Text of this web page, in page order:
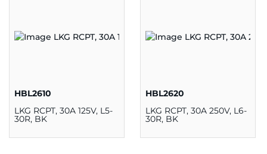
HBL2610
LKG RCPT, 30A 125V, L5-
30R, BK
HBL2620
LKG RCPT, 30A 250V, L6-
30R, BK